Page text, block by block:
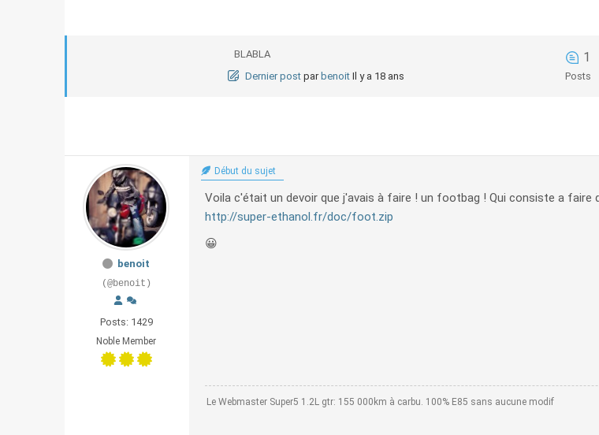
BLABLA
Dernier post par benoit Il y a 18 ans
1
Posts
benoit
(@benoit)
Posts: 1429
Noble Member
Début du sujet
Voila c'était un devoir que j'avais à faire ! un footbag ! Qui consiste a faire
http://super-ethanol.fr/doc/foot.zip
😀
Le Webmaster Super5 1.2L gtr: 155 000km à carbu. 100% E85 sans aucune modif